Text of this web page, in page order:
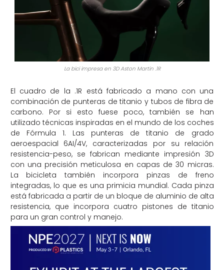
La bici impresa en 3D Aston Martin .1R
El cuadro de la .1R está fabricado a mano con una
combinación de punteras de titanio y tubos de fibra de
carbono. Por si esto fuese poco, también se han
utilizado técnicas inspiradas en el mundo de los coches
de Fórmula 1. Las punteras de titanio de grado
aeroespacial 6AI/4V, caracterizadas por su relación
resistencia-peso, se fabrican mediante impresión 3D
con una precisión meticulosa en capas de 30 micras.
La bicicleta también incorpora pinzas de freno
integradas, lo que es una primicia mundial. Cada pinza
está fabricada a partir de un bloque de aluminio de alta
resistencia, que incorpora cuatro pistones de titanio
para un gran control y manejo.